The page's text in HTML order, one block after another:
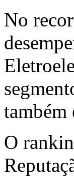
No
também
O